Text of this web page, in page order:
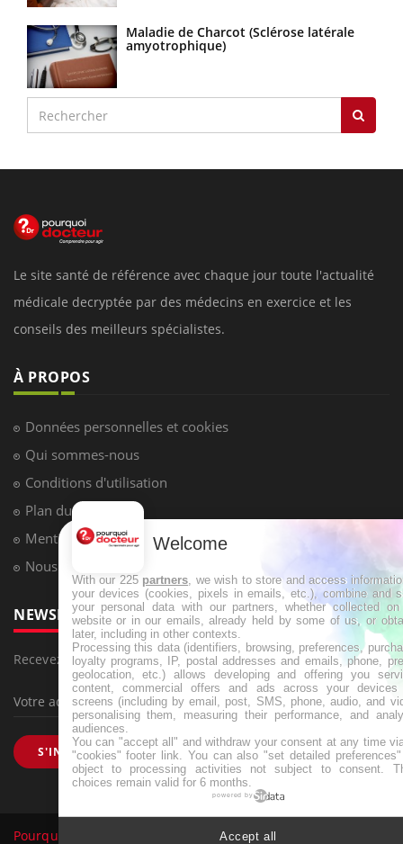
Maladie de Charcot (Sclérose latérale
amyotrophique)
Le site santé de référence avec chaque jour toute l'actualité
médicale decryptée par des médecins en exercice et les
conseils des meilleurs spécialistes.
À PROPOS
Données personnelles et cookies
Qui sommes-nous
Conditions d'utilisation
Plan du site
Mentions Légales
Nous contacter
NEWSLETTER
Recevez toutes les semaines les meilleures infos santé
S'INSCRIRE
Pourquoi Docteur Tous droits réservés, 2026
Welcome
With our 225 partners , we wish to store and access
your devices (cookies, pixels in emails, etc.), combine and
your personal data with our partners, whether collected
website or in our emails, already held by some of us, or
later, including in other contexts.
Processing this data (identifiers, browsing, preferences,
loyalty programs, IP, postal addresses and emails, phone,
geolocation, etc.) allows developing and offering you
content, commercial offers and ads across your devices
screens (including by email, post, SMS, phone, audio, and
personalising them, measuring their performance, and
audiences.
You can "accept all" and withdraw your consent at any time
"cookies" footer link . You can also "set detailed
object to processing activities not subject to consent.
choices remain valid for 6 months.
powered by
Accept all